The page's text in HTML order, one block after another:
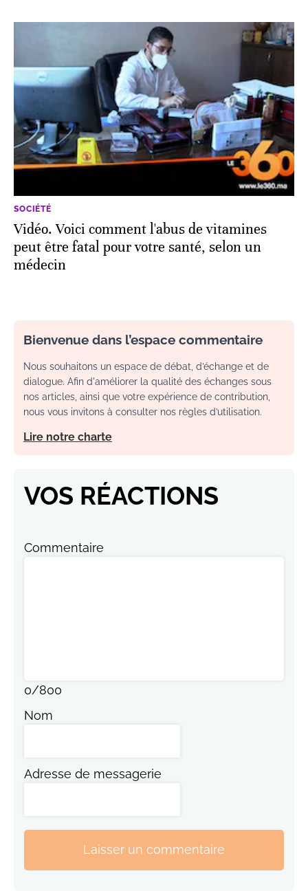
SOCIÉTÉ
Vidéo. Voici comment l'abus de vitamines
peut être fatal pour votre santé, selon un
médecin
Bienvenue dans l’espace commentaire
Nous souhaitons un espace de débat, d’échange et de
dialogue. Afin d'améliorer la qualité des échanges sous
nos articles, ainsi que votre expérience de contribution,
nous vous invitons à consulter nos règles d’utilisation.
Lire notre charte
VOS RÉACTIONS
Commentaire
0/800
Nom
Adresse de messagerie
Laisser un commentaire